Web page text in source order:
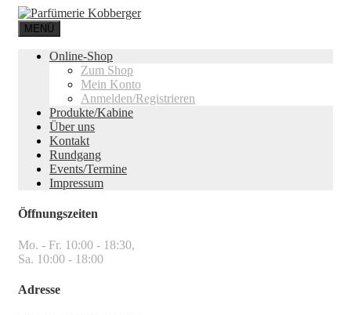
MENÜ
Online-Shop
Zum Shop
Mein Konto
Anmelden/Registrieren
Produkte/Kabine
Über uns
Kontakt
Rundgang
Events/Termine
Impressum
Öffnungszeiten
Mo. - Fr. 10:00 - 18:30,
Sa. 10:00 - 18:00
Adresse